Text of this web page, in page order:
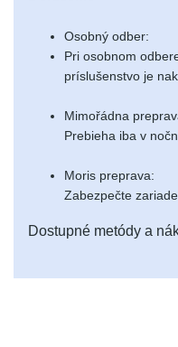
Osobný odber:
Pri osobnom
príslušenstvo je
Mimořádna
Prebieha iba v
Moris preprava:
Zabezpečte
Dostupné metódy a